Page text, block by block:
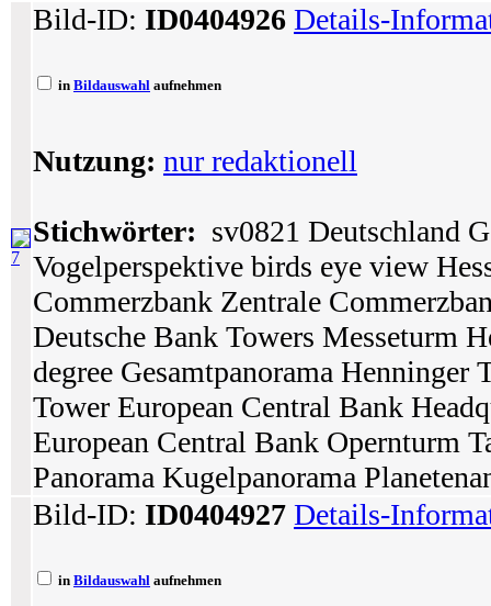
7
Bild-ID: ID0404926 Details-
in Bildauswahl aufnehmen
Nutzung: nur redaktionell
Stichwörter: sv0821 Deutschland
Vogelperspektive birds eye view
Commerzbank Zentrale
Deutsche Bank Towers Messeturm
degree Gesamtpanorama
Tower European Central Bank
European Central Bank Opernturm
Panorama Kugelpanorama
Bild-ID: ID0404927 Details-
in Bildauswahl aufnehmen